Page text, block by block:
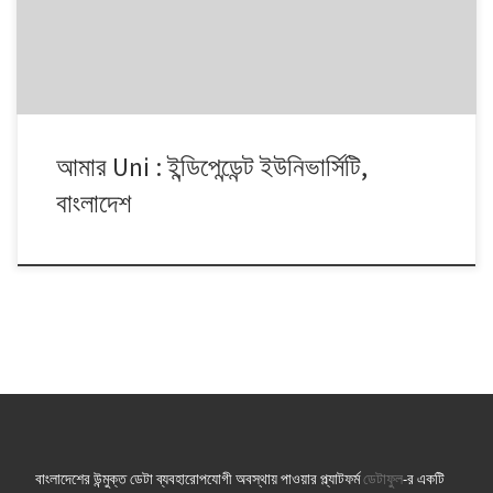
আমার Uni : ইন্ডিপেন্ডেন্ট ইউনিভার্সিটি,
বাংলাদেশ
বাংলাদেশের উন্মুক্ত ডেটা ব্যবহারোপযোগী অবস্থায় পাওয়ার প্ল্যাটফর্মডেটাফুল-র একটি